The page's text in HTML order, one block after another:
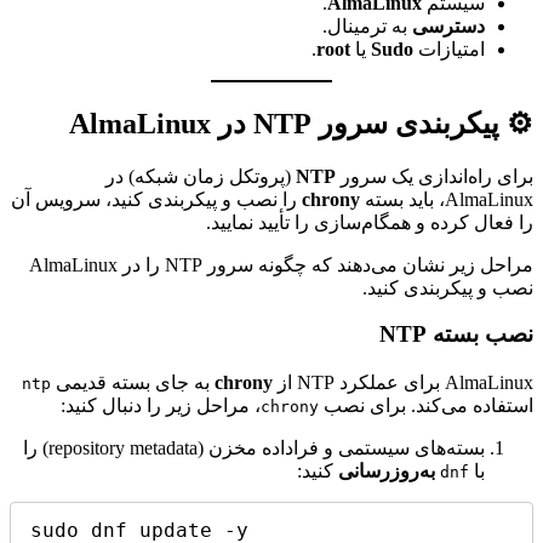
دسترسی به ترمینال.
امتیازات Sudo یا root
.
⚙️ پیکربندی سرور NTP در AlmaLinux
برای راه‌اندازی یک سرور NTP (پروتکل زمان شبکه) در
AlmaLinux، باید بسته
chrony را نصب و پیکربندی کنید، سرویس آن
را فعال کرده و همگام‌سازی را تأیید نمایید.
مراحل زیر نشان می‌دهند که چگونه سرور NTP را در AlmaLinux
نصب و پیکربندی کنید.
نصب بسته NTP
AlmaLinux برای عملکرد NTP از chrony به جای بسته قدیمی ntp
استفاده می‌کند. برای نصب chrony، مراحل زیر را دنبال کنید:
بسته‌های سیستمی و فراداده مخزن (repository metadata) را
با dnf به‌روزرسانی کنید:
sudo dnf update -y